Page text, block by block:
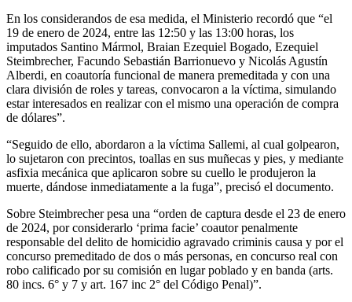
En los considerandos de esa medida, el Ministerio recordó que “el
19 de enero de 2024, entre las 12:50 y las 13:00 horas, los
imputados Santino Mármol, Braian Ezequiel Bogado, Ezequiel
Steimbrecher, Facundo Sebastián Barrionuevo y Nicolás Agustín
Alberdi, en coautoría funcional de manera premeditada y con una
clara división de roles y tareas, convocaron a la víctima, simulando
estar interesados en realizar con el mismo una operación de compra
de dólares”.
“Seguido de ello, abordaron a la víctima Sallemi, al cual golpearon,
lo sujetaron con precintos, toallas en sus muñecas y pies, y mediante
asfixia mecánica que aplicaron sobre su cuello le produjeron la
muerte, dándose inmediatamente a la fuga”, precisó el documento.
Sobre Steimbrecher pesa una “orden de captura desde el 23 de enero
de 2024, por considerarlo ‘prima facie’ coautor penalmente
responsable del delito de homicidio agravado criminis causa y por el
concurso premeditado de dos o más personas, en concurso real con
robo calificado por su comisión en lugar poblado y en banda (arts.
80 incs. 6° y 7 y art. 167 inc 2° del Código Penal)”.